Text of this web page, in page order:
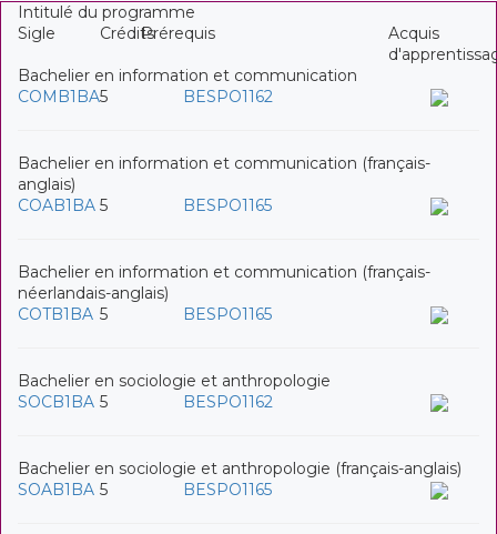
Intitulé du programme
Sigle
CréditsPrérequis
Acquis
Bachelier en information et communication
COMB1BA5 BESPO1162
Bachelier en information et communication (français-
anglais)
COAB1BA 5 BESPO1165
Bachelier en information et communication (français-
néerlandais-anglais)
COTB1BA 5 BESPO1165
Bachelier en sociologie et anthropologie
SOCB1BA 5 BESPO1162
Bachelier en sociologie et anthropologie (français-anglais)
SOAB1BA 5 BESPO1165